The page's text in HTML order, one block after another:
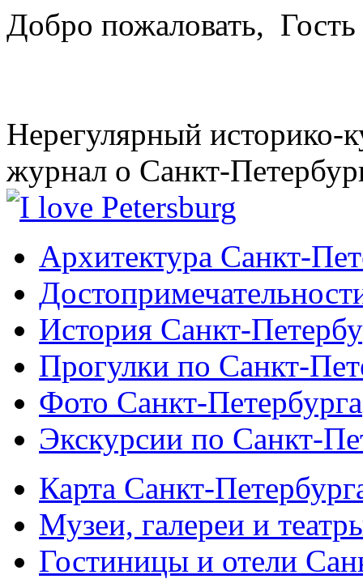
Добро пожаловать, Гость
Нерегулярный историко-
журнал о Санкт-
Архитектура Санкт-
История Санкт-
Прогулки по Санкт-
Фото Санкт-Петербурга
Экскурсии по Санкт-
Карта Санкт-
Музеи, галереи и
Гостиницы и отели